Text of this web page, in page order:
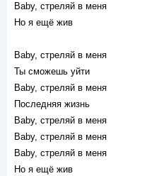
Baby, стреляй в меня
Но я ещё жив
Baby, стреляй в меня
Ты сможешь уйти
Baby, стреляй в меня
Последняя жизнь
Baby, стреляй в меня
Baby, стреляй в меня
Baby, стреляй в меня
Но я ещё жив